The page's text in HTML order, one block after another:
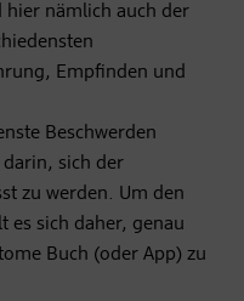
hier nämlich auch der
Empfinden und
Beschwerden
sich der
zu werden. Um den
es sich daher, genau
Buch (oder App) zu